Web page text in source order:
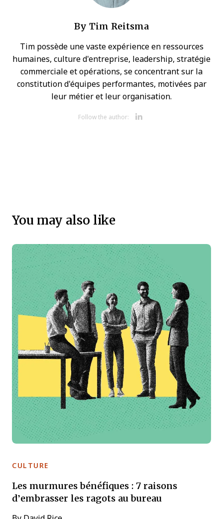
By Tim Reitsma
Tim possède une vaste expérience en ressources
humaines, culture d'entreprise, leadership, stratégie
commerciale et opérations, se concentrant sur la
constitution d'équipes performantes, motivées par
leur métier et leur organisation.
Follow the author:
You may also like
CULTURE
Les murmures bénéfiques : 7 raisons
d’embrasser les ragots au bureau